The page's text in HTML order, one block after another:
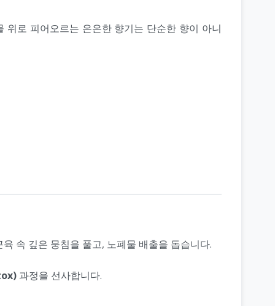
로 피어오르는 은은한 향기는 단순한 향이 아니
속 깊은 뭉침을 풀고, 노폐물 배출을 돕습니다.
과정을 선사합니다.